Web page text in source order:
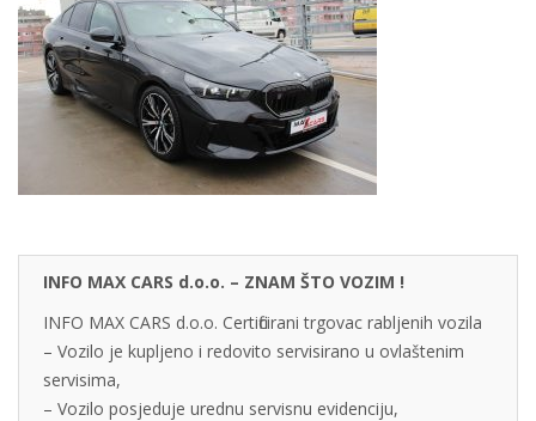
INFO MAX CARS d.o.o. – ZNAM ŠTO VOZIM !
INFO MAX CARS d.o.o. Certificirani trgovac rabljenih vozila
– Vozilo je kupljeno i redovito servisirano u ovlaštenim
servisima,
– Vozilo posjeduje urednu servisnu evidenciju,